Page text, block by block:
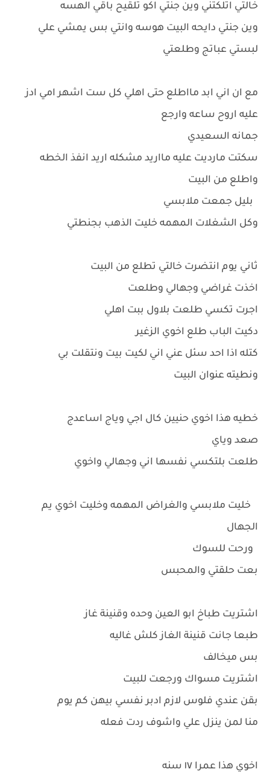
خالتي اتلكتني وين جنتي اكو تلقيح باقي الهسه
وين جنتي دايحه البيت هوسه وانتي بس يمشي علي
لبستي عباتج وطلعتي
مع ان اني ابد مااطلع حتى اهلي كل ست اشهر امي ادز
عليه اروح ساعه وارجع
جمانه السعيدي
سكتت مارديت عليه مااريد مشكله اريد انفذ الخطه
واطلع من البيت
بليل جمعت ملابسي
وكل الشغلات المهمه خليت الذهب بجنطتي
ثاني يوم انتضرت خالتي تطلع من البيت
اخذت غراضي وجهالي وطلعت
اجرت تكسي طلعت بلاول ببت اهلي
دكيت الباب طلع اخوي الزغير
كتله اذا احد سئل عني اني لكيت بيت ونتقلت بي
ونطيته عنوان البيت
خطيه هذا اخوي حنيين كال اجي وياج اساعدج
صعد وياي
طلعت بلتكسي نفسها اني وجهالي واخوي
خليت ملابسي والغراض المهمه وخليت اخوي يم
الجهال
ورحت للسوك
بعت حلقتي والمحبس
اشتريت طباخ ابو العين وحده وقنينة غاز
طبعا جانت قنينة الغاز كلش غاليه
بس ميخالف
اشتريت مسواك ورجعت للبيت
بقن عندي فلوس لازم ادبر نفسي بيهن كم يوم
منا لمن ينزل علي واشوف ردت فعله
اخوي هذا عمرا ١٧ سنه